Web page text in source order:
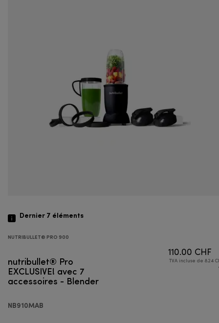
Dernier 7 éléments
NUTRIBULLET® PRO 900
nutribullet® Pro
EXCLUSIVE! avec 7
accessoires - Blender
NB910MAB
110.00 CHF
TVA incluse de 8.24